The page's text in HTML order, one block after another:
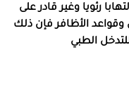
رئويا وغير قادر على
وقواعد الأظافر فإن ذلك
الطبي